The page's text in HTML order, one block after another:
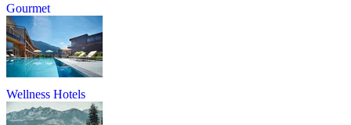
Gourmet
Wellness Hotels